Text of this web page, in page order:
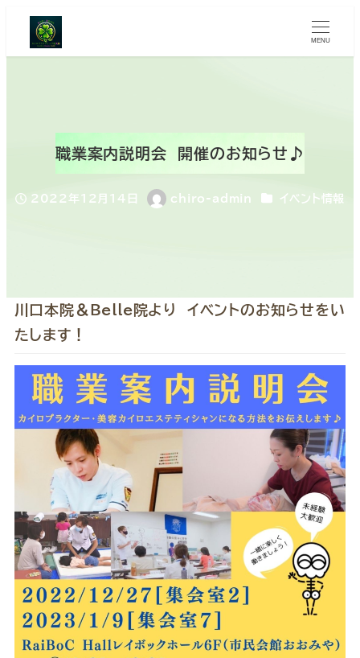
MENU
職業案内説明会 開催のお知らせ♪
投稿日
2022年12月14日
著
chiro-admin カテゴリー
イベント情報
川口本院＆Belle院より イベントのお知らせをい
たします！